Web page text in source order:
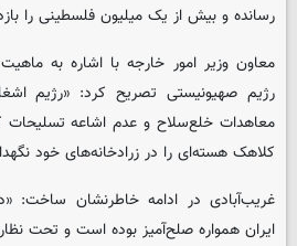
رسانده و بیش از یک میلیون فلسطینی را
معاون وزیر امور خارجه با اشاره به
رژیم صهیونیستی تصریح کرد: «رژیم
معاهدات خلع‌سلاح و عدم اشاعه
کلاهک هسته‌ای را در زرادخانه‌های خود
غریب‌آبادی در ادامه خاطرنشان ساخت:
ایران همواره صلح‌آمیز بوده است و تحت